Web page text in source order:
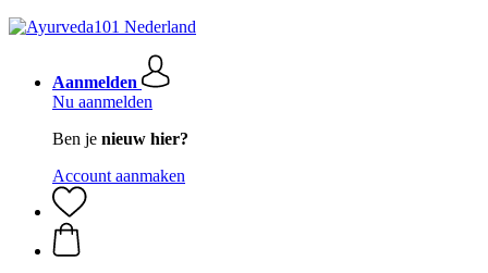
Aanmelden
Nu aanmelden
Ben je nieuw hier?
Account aanmaken